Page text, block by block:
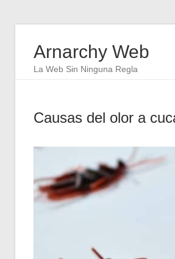
Arnarchy Web
La Web Sin Ninguna Regla
Causas del olor a